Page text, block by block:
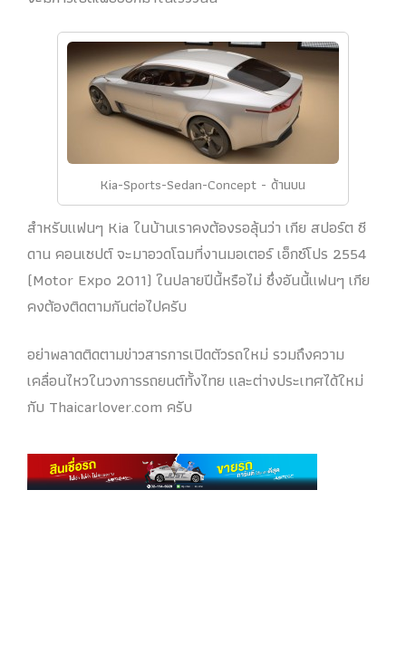
Kia-Sports-Sedan-Concept - ด้านบน
สำหรับแฟนๆ Kia ในบ้านเราคงต้องรอลุ้นว่า เกีย สปอร์ต ซี
ดาน คอนเซปต์ จะมาอวดโฉมที่งานมอเตอร์ เอ็กซ์โปร 2554
(Motor Expo 2011) ในปลายปีนี้หรือไม่ ซึ่งอันนี้แฟนๆ เกีย
คงต้องติดตามกันต่อไปครับ
อย่าพลาดติดตามข่าวสารการเปิดตัวรถใหม่ รวมถึงความ
เคลื่อนไหวในวงการรถยนต์ทั้งไทย และต่างประเทศได้ใหม่
กับ Thaicarlover.com ครับ